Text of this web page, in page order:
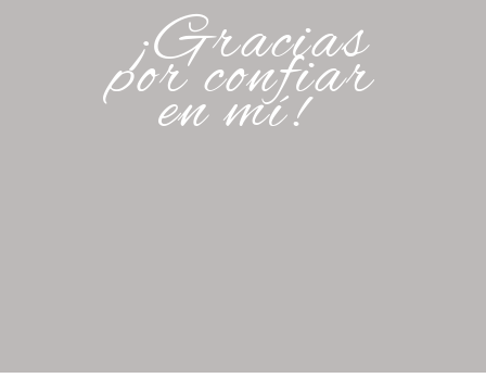
¡Gracias
por confiar
en mí!